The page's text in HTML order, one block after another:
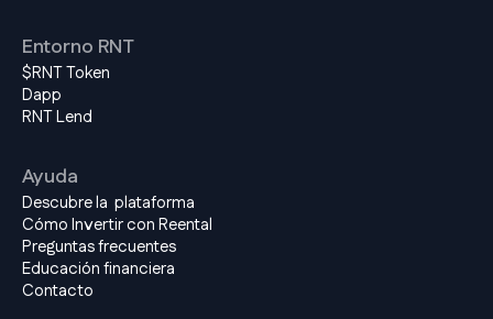
Entorno RNT
$RNT Token
Dapp
RNT Lend
Ayuda
Descubre la plataforma
Cómo Invertir con Reental
Preguntas frecuentes
Educación financiera
Contacto